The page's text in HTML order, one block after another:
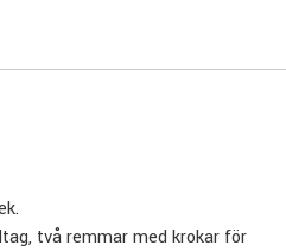
två remmar med krokar för